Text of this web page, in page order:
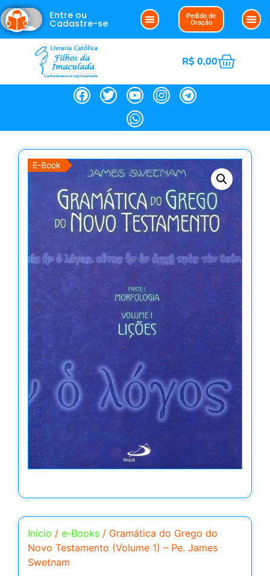
Entre ou
Cadastre-se
Pedido de
Oração
R$0,00
E-Book
Início / e-Books / Gramática do Grego do
Novo Testamento (Volume 1) – Pe. James
Swetnam